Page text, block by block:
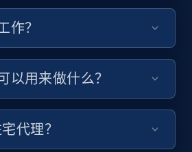
作？
以用来做什么？
代理？